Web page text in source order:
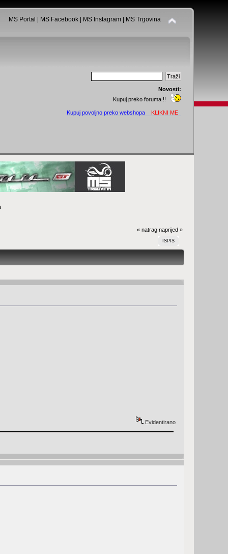
MS Portal MS Facebook| MS Instagram| MS Trgovina
Novosti:
Kupuj preko foruma !!
Kupuj povoljno preko webshopa KLIKNI ME
« natrag naprijed »
ISPIS
Evidentirano